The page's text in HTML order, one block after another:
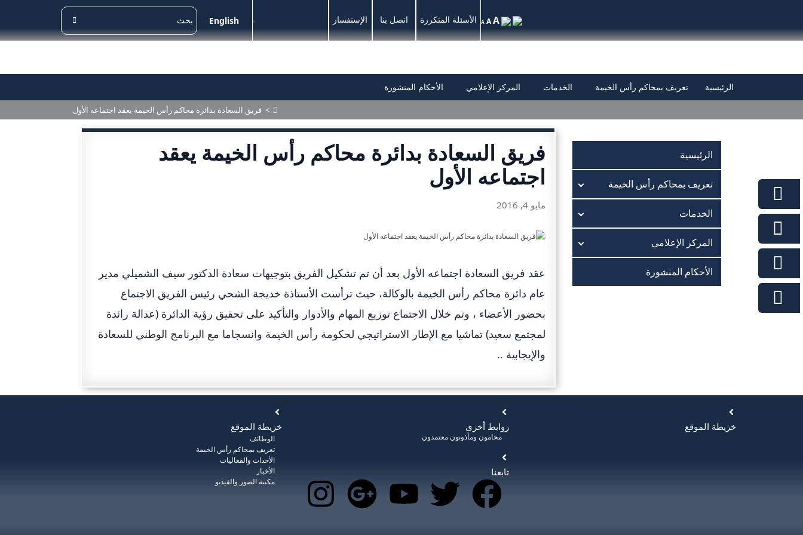
English الإستفسار اتصل بنا الأسئلة المتكررة A AA
الرئيسية تعريف بمحاكم رأس الخيمة الخدمات المركز الإعلامي الأحكام المنشورة
> فريق السعادة بدائرة محاكم رأس الخيمة يعقد اجتماعه الأول
الرئيسية
تعريف بمحاكم رأس الخيمة
الخدمات
المركز الإعلامي
الأحكام المنشورة
فريق السعادة بدائرة محاكم رأس الخيمة يعقد
اجتماعه الأول
مايو 4, 2016
عقد فريق السعادة اجتماعه الأول بعد أن تم تشكيل الفريق بتوجيهات سعادة الدكتور سيف الشميلي مدير
عام دائرة محاكم رأس الخيمة بالوكالة، حيث ترأست الأستاذة خديجة الشحي رئيس الفريق الاجتماع
بحضور الأعضاء ، وتم خلال الاجتماع توزيع المهام والأدوار والتأكيد على تحقيق رؤية الدائرة (عدالة رائدة
لمجتمع سعيد) تماشيا مع الإطار الاستراتيجي لحكومة رأس الخيمة وانسجاما مع البرنامج الوطني للسعادة
والإيجابية ..
خريطة الموقع
الوظائف
تعريف بمحاكم رأس الخيمة
الأحداث والفعاليات
الأخبار
مكتبة الصور والفيديو
روابط أخرى
محامون ومأذونون معتمدون
تابعنا
خريطة الموقع